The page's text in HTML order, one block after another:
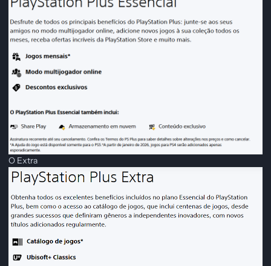
O Extra